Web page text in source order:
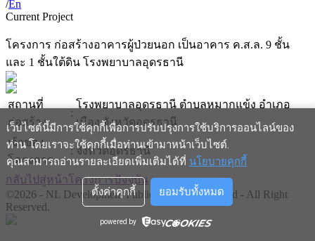
/En
Current Project
โครงการ ก่อสร้างอาคารผู้ป่วยนอก เป็นอาคาร ค.ส.ล. 9 ชั้น
และ 1 ชั้นใต้ดิน โรงพยาบาลอุดรธานี
สถานที่
ก่อสร้าง
:
โรงพยาบาลอุดรธานี ตำบลหมากแข้ง อำเภอ
เมือง จังหวัดอุดรธานี
เจ้าของ
โครงการ
: จังหวัดอุดรธานี
กลับไปสู่หน้าโครงการปัจจุบัน
©2026 - NL Development Public Company Limited - All Right
Reserved.
เว็บไซต์นี้มีการใช้คุกกี้เพื่อการปรับปรุงการใช้บริการออนไลน์ของ
ท่าน โดยเราจะใช้คุกกี้เมื่อท่านเข้ามาหน้าเว็บไซต์.
คุณสามารถอ่านรายละเอียดเพิ่มเติมได้ที่ นโยบายคุกกี้
ตั้งค่าคุกกี้ ยอมรับทั้งหมด
powered by